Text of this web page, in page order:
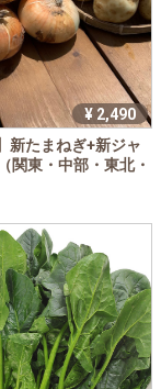
¥ 2,490
新たまねぎ+新ジャ
関東・中部・東北・